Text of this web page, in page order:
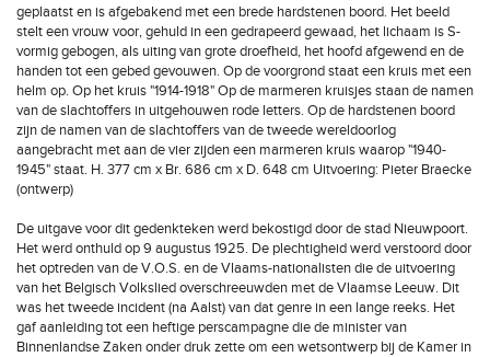
geplaatst en is afgebakend met een brede hardstenen boord. Het beeld
stelt een vrouw voor, gehuld in een gedrapeerd gewaad, het lichaam is S-
vormig gebogen, als uiting van grote droefheid, het hoofd afgewend en de
handen tot een gebed gevouwen. Op de voorgrond staat een kruis met een
helm op. Op het kruis "1914-1918" Op de marmeren kruisjes staan de namen
van de slachtoffers in uitgehouwen rode letters. Op de hardstenen boord
zijn de namen van de slachtoffers van de tweede wereldoorlog
aangebracht met aan de vier zijden een marmeren kruis waarop "1940-
1945" staat. H. 377 cm x Br. 686 cm x D. 648 cm Uitvoering: Pieter Braecke
(ontwerp)
De uitgave voor dit gedenkteken werd bekostigd door de stad Nieuwpoort.
Het werd onthuld op 9 augustus 1925. De plechtigheid werd verstoord door
het optreden van de V.O.S. en de Vlaams-nationalisten die de uitvoering
van het Belgisch Volkslied overschreeuwden met de Vlaamse Leeuw. Dit
was het tweede incident (na Aalst) van dat genre in een lange reeks. Het
gaf aanleiding tot een heftige perscampagne die de minister van
Binnenlandse Zaken onder druk zette om een wetsontwerp bij de Kamer in